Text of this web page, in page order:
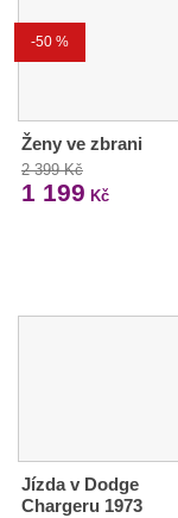
-50 %
Ženy ve zbrani
2 399 Kč
1 199 Kč
Jízda v Dodge
Chargeru 1973